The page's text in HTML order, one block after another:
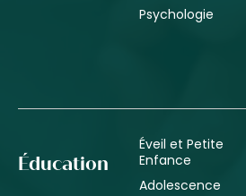
Psychologie
Éducation
Éveil et Petite
Enfance
Adolescence